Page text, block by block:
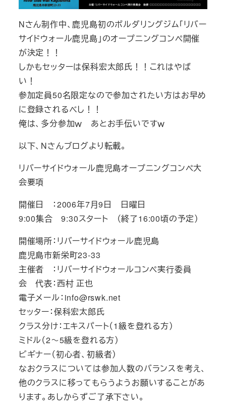
Nさん制作中、鹿児島初のボルダリングジム「リバー
サイドウォール鹿児島」のオープニングコンペ開催
が決定！！
しかもセッターは保科宏太郎氏！！これはやば
い！
参加定員50名限定なので参加されたい方はお早め
に登録されるべし！！
俺は、多分参加ｗ あとお手伝いですｗ
以下、Nさんブログより転載。
リバーサイドウォール鹿児島オープニングコンペ大
会要項
開催日 ：2006年7月9日 日曜日
9:00集合 9:30スタート （終了16:00頃の予定）
開催場所：リバーサイドウォール鹿児島
鹿児島市新栄町23-33
主催者 ：リバーサイドウォールコンペ実行委員
会 代表：西村 正也
電子メール：info@rswk.net
セッター：保科宏太郎氏
クラス分け：エキスパート（1級を登れる方）
ミドル（2～5級を登れる方）
ビギナー（初心者、初級者）
なおクラスについては参加人数のバランスを考え、
他のクラスに移ってもらうようお願いすることがあ
ります。あしからずご了承下さい。